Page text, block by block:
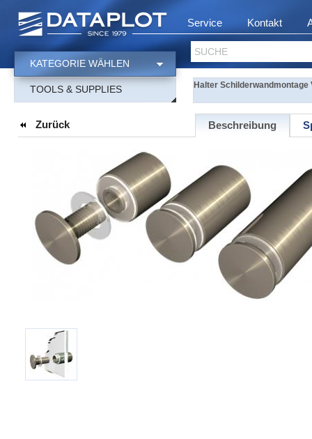
Service Kontakt
SUCHE
KATEGORIE WÄHLEN
TOOLS & SUPPLIES Halter
Zurück Beschreibung